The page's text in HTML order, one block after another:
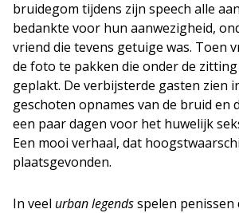
bruidegom tijdens zijn speech alle
bedankte voor hun aanwezigheid,
vriend die tevens getuige was. Toen
de foto te pakken die onder de
geplakt. De verbijsterde gasten zien
geschoten opnames van de bruid en
een paar dagen voor het huwelijk
Een mooi verhaal, dat
plaatsgevonden.
In veel urban legendsspelen penissen